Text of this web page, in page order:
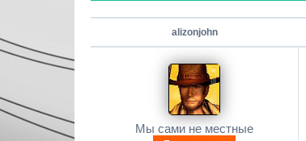
alizonjohn
Мы сами не местные